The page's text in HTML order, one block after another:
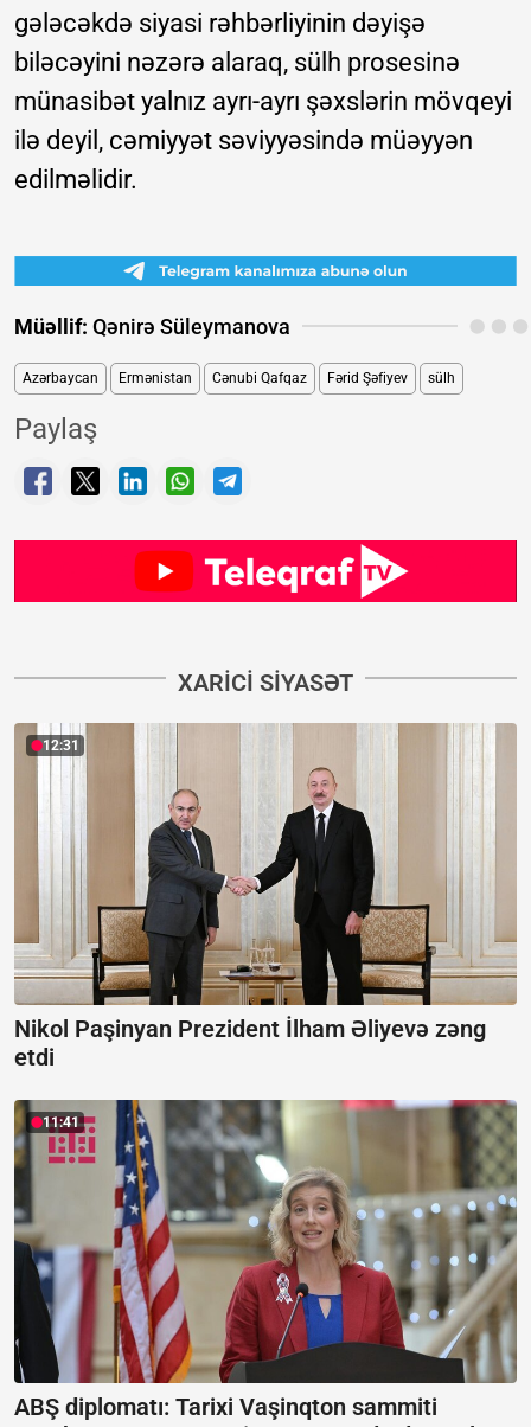
gələcəkdə siyasi rəhbərliyinin dəyişə
biləcəyini nəzərə alaraq, sülh prosesinə
münasibət yalnız ayrı-ayrı şəxslərin mövqeyi
ilə deyil, cəmiyyət səviyyəsində müəyyən
edilməlidir.
Müəllif: Qənirə Süleymanova
Azərbaycan Ermənistan Cənubi Qafqaz Fərid Şəfiyev sülh
Paylaş
XARICI SIYASƏT
12:31
Nikol Paşinyan Prezident İlham Əliyevə zəng
etdi
11:41
ABŞ diplomatı: Tarixi Vaşinqton sammiti